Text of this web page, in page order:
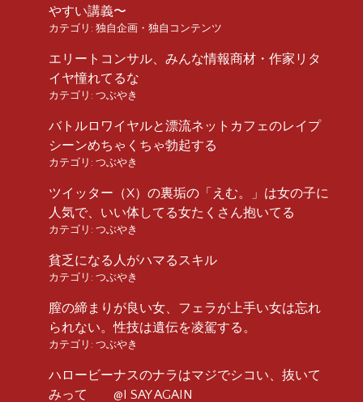
やすい講義〜
カテゴリ: 独自企画・独自コンテンツ
エリートコンサル、みんな情報商材・作家リタ
イヤ憧れてるな
カテゴリ: つぶやき
バトルロワイヤルと漂流ネットカフェのレイプ
シーンめちゃくちゃ勃起する
カテゴリ: つぶやき
ツイッター（X）の裏垢の「えむ。」は女の子に
人気で、いい体してる女たくさん抱いてる
カテゴリ: つぶやき
貧乏になる人がハマるスキル
カテゴリ: つぶやき
膣の締まりが良い女、フェラが上手い女は忘れ
られない。性技は遺伝を凌駕する。
カテゴリ: つぶやき
ハロービーナスのナラはマジでシコい、抜いて
みって @I SAY AGAIN